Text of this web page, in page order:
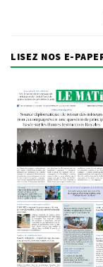
LISEZ NOS E-